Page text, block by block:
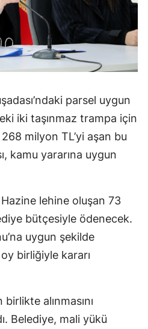
parsel uygun
iki taşınmaz trampa için
milyon TL’yi aşan bu
kamu yararına uygun
lehine oluşan 73
bütçesiyle ödenecek.
uygun şekilde
birliğiyle kararı
alınmasını
Belediye, mali yükü